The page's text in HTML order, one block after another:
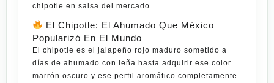
chipotle en salsa del mercado
El Chipotle: El Ahumado Que México
Popularizó En El Mundo
El chipotle es el jalapeño rojo maduro sometido a
días de ahumado con leña hasta adquirir ese color
marrón oscuro y ese perfil aromático completamente